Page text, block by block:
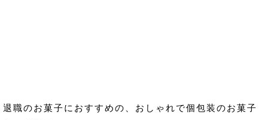
退職のお菓子におすすめの、おしゃれで個包装のお菓子